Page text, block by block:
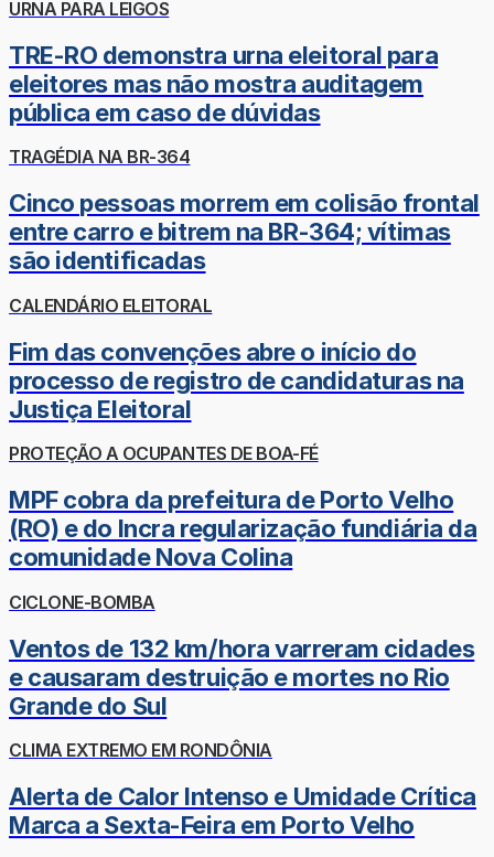
URNA PARA LEIGOS
TRE-RO demonstra urna eleitoral para
eleitores mas não mostra auditagem
pública em caso de dúvidas
TRAGÉDIA NA BR-364
Cinco pessoas morrem em colisão frontal
entre carro e bitrem na BR-364; vítimas
são identificadas
CALENDÁRIO ELEITORAL
Fim das convenções abre o início do
processo de registro de candidaturas na
Justiça Eleitoral
PROTEÇÃO A OCUPANTES DE BOA-FÉ
MPF cobra da prefeitura de Porto Velho
(RO) e do Incra regularização fundiária da
comunidade Nova Colina
CICLONE-BOMBA
Ventos de 132 km/hora varreram cidades
e causaram destruição e mortes no Rio
Grande do Sul
CLIMA EXTREMO EM RONDÔNIA
Alerta de Calor Intenso e Umidade Crítica
Marca a Sexta-Feira em Porto Velho